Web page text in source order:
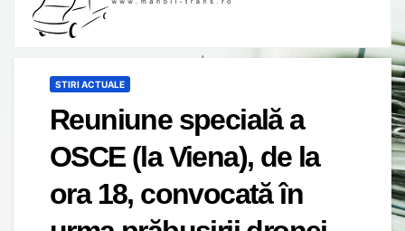
STIRI ACTUALE
Reuniune specială a
OSCE (la Viena), de la
ora 18, convocată în